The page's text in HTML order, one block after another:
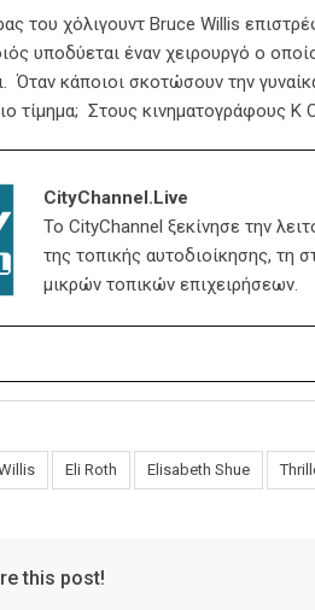
του χόλιγουντ Bruce Willis
υποδύεται έναν χειρουργό ο
Όταν κάποιοι σκοτώσουν την
τίμημα; Στους κινηματογράφους K
CityChannel.live
Το CityChannel ξεκίνησε την
της τοπικής αυτοδιοίκησης, τη
μικρών τοπικών επιχειρήσεων.
Eli Roth Elisabeth Shue
this post!